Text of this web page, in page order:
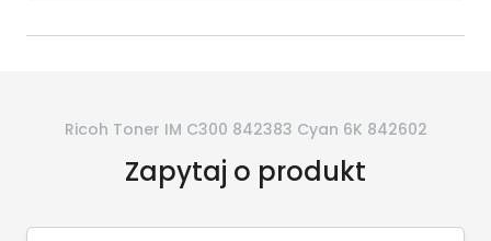
Ricoh Toner IM C300 842383 Cyan 6K 842602
Zapytaj o produkt